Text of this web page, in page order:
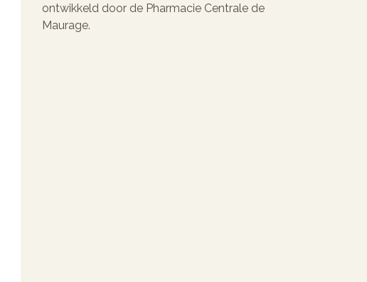
ontwikkeld door de Pharmacie Centrale de
Maurage.